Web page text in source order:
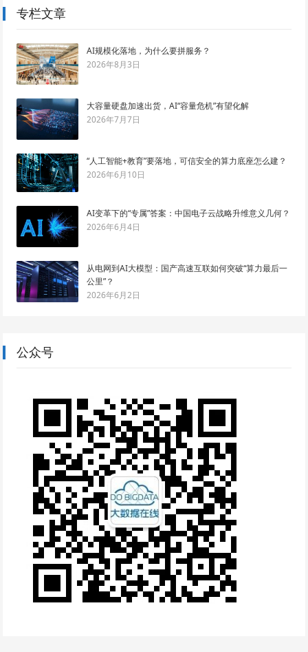
专栏文章
AI规模化落地，为什么要拼服务？
2026年8月3日
大容量硬盘加速出货，AI“容量危机”有望化解
2026年7月7日
“人工智能+教育”要落地，可信安全的算力底座怎么建？
2026年6月10日
AI变革下的“专属”答案：中国电子云战略升维意义几何？
2026年6月4日
从电网到AI大模型：国产高速互联如何突破“算力最后一
公里”？
2026年6月2日
公众号